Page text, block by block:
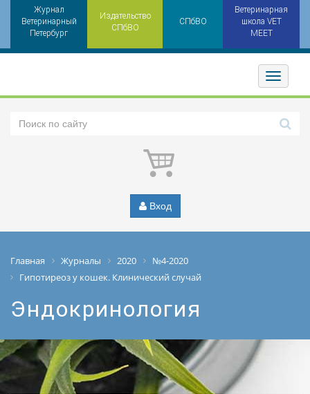
Журнал
Ветеринарный
Петербург
Издательство
СПбВО
СПбВО
Ветеринарная
школа VET
MEET
Toggler
Вход
Главная Журналы 2020
№4-2020
Гипотиреоз у кошек. Клинический случай
Эндокринология